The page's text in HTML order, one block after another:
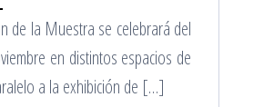
de la Muestra se celebrará del
en distintos espacios de
a la exhibición de […]